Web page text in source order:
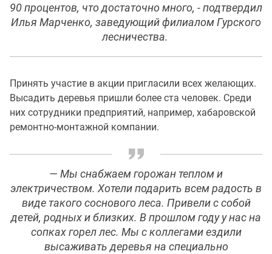
90 процентов, что достаточно много, - подтвердил
Илья Марченко, заведующий филиалом Гурского
лесничества.
Принять участие в акции пригласили всех желающих.
Высадить деревья пришли более ста человек. Среди
них сотрудники предприятий, например, хабаровской
ремонтно-монтажной компании.
— Мы снабжаем горожан теплом и
электричеством. Хотели подарить всем радость в
виде такого соснового леса. Привели с собой
детей, родных и близких. В прошлом году у нас на
сопках горел лес. Мы с коллегами ездили
высаживать деревья на специально